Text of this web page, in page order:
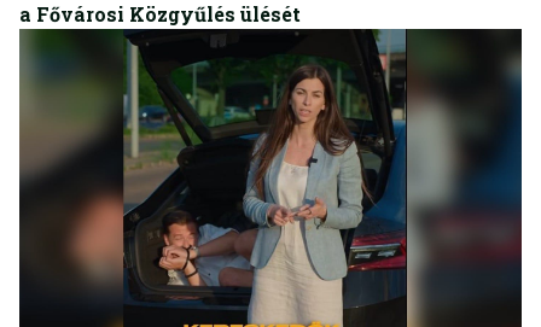
a Fővárosi Közgyűlés ülését